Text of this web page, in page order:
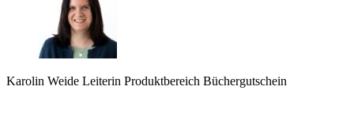
Karolin Weide Leiterin Produktbereich Büchergutschein